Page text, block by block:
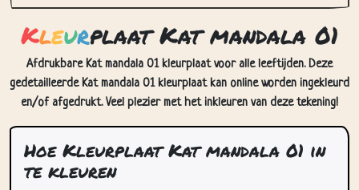
Kleurplaat Kat mandala 01
Afdrukbare Kat mandala 01 kleurplaat voor alle leeftijden. Deze
gedetailleerde Kat mandala 01 kleurplaat kan online worden ingekleurd
en/of afgedrukt. Veel plezier met het inkleuren van deze tekening!
Hoe Kleurplaat Kat mandala 01 in
te kleuren